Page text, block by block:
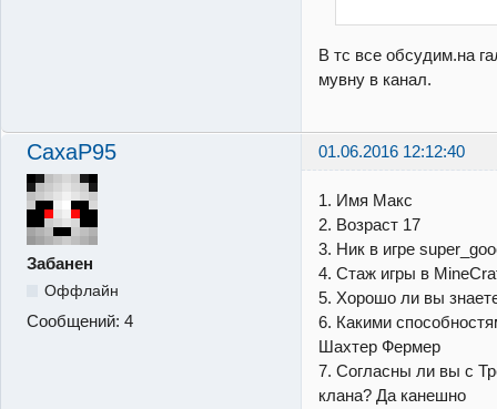
В тс все обсудим.на
мувну в канал.
CaxaP95 01.06.2016 12:12:40
Забанен
Оффлайн
Сообщений: 4
1. Имя Макс
2. Возраст 17
3. Ник в игре
4. Стаж игры в
5. Хорошо ли вы
6. Какими
Шахтер Фермер
7. Согласны ли вы с
клана? Да канешно